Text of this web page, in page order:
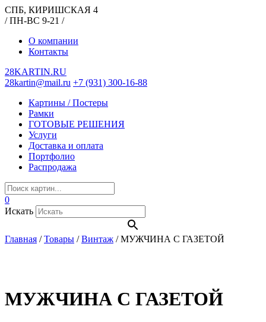
СПБ, КИРИШСКАЯ 4
/ ПН-ВС 9-21 /
О компании
Контакты
28KARTIN.RU
28kartin@mail.ru +7 (931) 300-16-88
Картины / Постеры
Рамки
ГОТОВЫЕ РЕШЕНИЯ
Услуги
Доставка и оплата
Портфолио
Распродажа
0
Искать
Главная /Товары /Винтаж /МУЖЧИНА С ГАЗЕТОЙ
МУЖЧИНА С ГАЗЕТОЙ